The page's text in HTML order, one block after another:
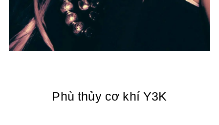
Phù thủy cơ khí Y3K